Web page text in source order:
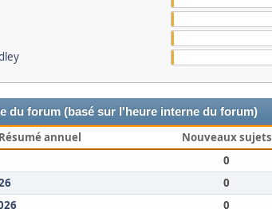
du forum (basé sur l'heure interne du forum)
Résumé annuel Nouveaux sujets
0
0
0